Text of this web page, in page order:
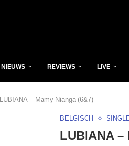
NIEUWS REVIEWS LIVE
LUBIANA – Mamy Nianga (6&7)
BELGISCH
LUBIANA –